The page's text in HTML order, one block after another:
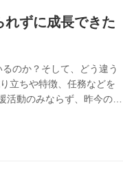
れずに成長できた
のか？そして、どう違う
立ちや特徴、任務などを
活動のみならず、昨今の世
も現実味を帯びてきた
要なことなのだ。 航空